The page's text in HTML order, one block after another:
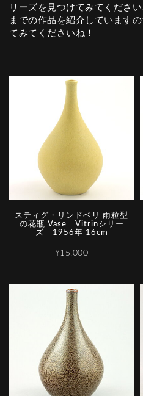
リーズを見つけてみてくださ
までの作品を紹介していますの
てみてくださいね！
スティグ・リンドベリ 雨粒型
の花瓶 Vase Vitrinシリー
ズ 1956年 16cm
¥15,000